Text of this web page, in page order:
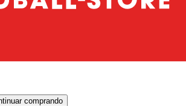
comprando